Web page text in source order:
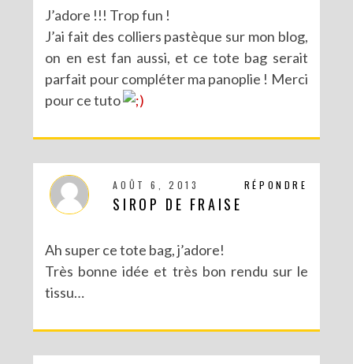
J’adore !!! Trop fun !
J’ai fait des colliers pastèque sur mon blog,
on en est fan aussi, et ce tote bag serait
parfait pour compléter ma panoplie ! Merci
pour ce tuto
RÉPONDRE
AOÛT 6, 2013
SIROP DE FRAISE
Ah super ce tote bag, j’adore!
Très bonne idée et très bon rendu sur le
tissu…